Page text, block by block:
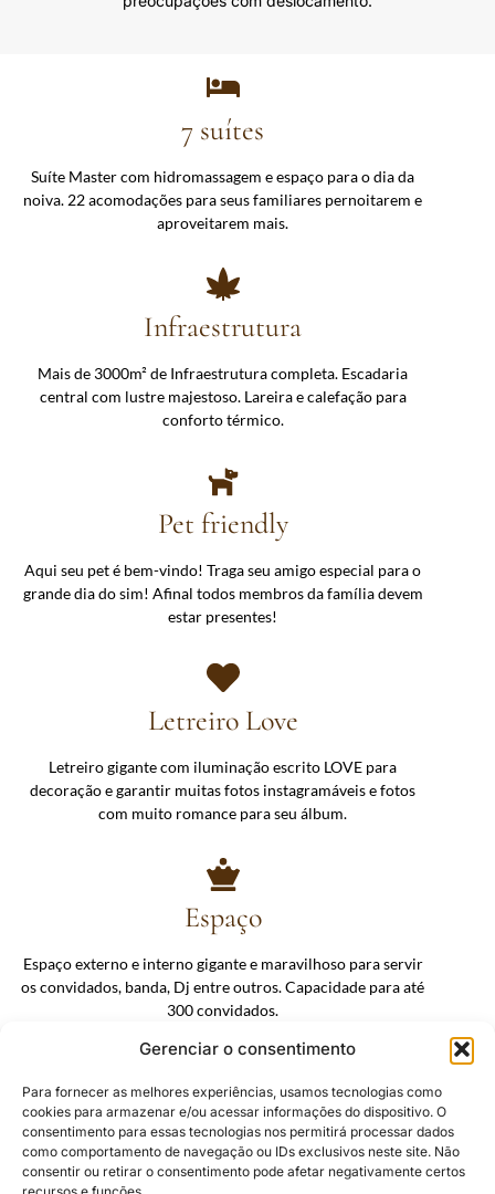
Gerenciar o consentimento
Para fornecer as melhores experiências, usamos tecnologias como
cookies para armazenar e/ou acessar informações do dispositivo. O
consentimento para essas tecnologias nos permitirá processar dados
como comportamento de navegação ou IDs exclusivos neste site. Não
consentir ou retirar o consentimento pode afetar negativamente certos
7 suítes
Suíte Master com hidromassagem e espaço para o dia da
noiva. 22 acomodações para seus familiares pernoitarem e
aproveitarem mais.
Infraestrutura
Mais de 3000m² de Infraestrutura completa. Escadaria
central com lustre majestoso. Lareira e calefação para
conforto térmico.
Pet friendly
Aqui seu pet é bem-vindo! Traga seu amigo especial para o
grande dia do sim! Afinal todos membros da família devem
estar presentes!
Letreiro Love
Letreiro gigante com iluminação escrito LOVE para
decoração e garantir muitas fotos instagramáveis e fotos
com muito romance para seu álbum.
Espaço
⁠⁠Espaço externo e interno gigante e maravilhoso para servir
os convidados, banda, Dj entre outros. Capacidade para até
300 convidados.
Vista panorâmica
Pôr do Sol mais incrível de toda Campos do Jordão, com
vista para a